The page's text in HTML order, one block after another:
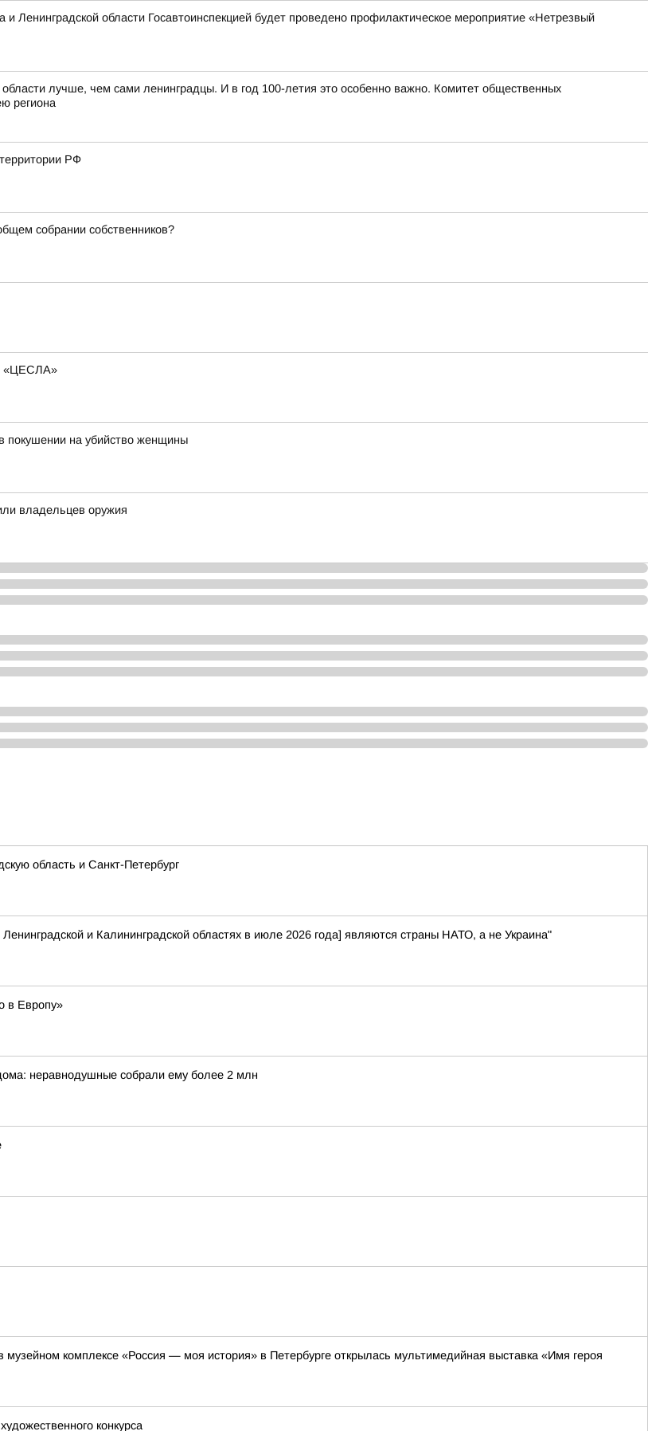
и Ленинградской области Госавтоинспекцией будет проведено профилактическое мероприятие «Нетрезвый
лучше, чем сами ленинградцы. И в год 100-летия это особенно важно. Комитет общественных
региона
РФ
собрании собственников?
«ЦЕСЛА»
покушении на убийство женщины
владельцев оружия
область и Санкт-Петербург
и Калининградской областях в июле 2026 года] являются страны НАТО, а не Украина"
в Европу»
неравнодушные собрали ему более 2 млн
комплексе «Россия — моя история» в Петербурге открылась мультимедийная выставка «Имя героя
конкурса